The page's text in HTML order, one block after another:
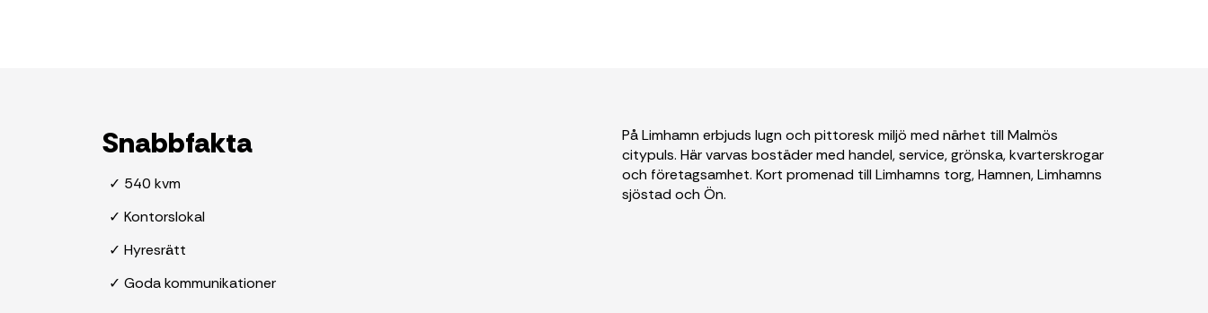
Snabbfakta
✓ 540 kvm
✓ Kontorslokal
✓ Hyresrätt
✓ Goda kommunikationer
På Limhamn erbjuds lugn och pittoresk miljö med närhet till Malmös
citypuls. Här varvas bostäder med handel, service, grönska, kvarterskrogar
och företagsamhet. Kort promenad till Limhamns torg, Hamnen, Limhamns
sjöstad och Ön.